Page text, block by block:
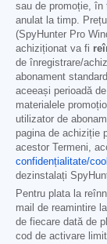
sau de promoție, în
anulat la timp.
(SpyHunter Pro
achiziționat va fi
de înregistrare/
abonament
aceeași perioadă
materialele
utilizator de
pagina de achiziție
acestor Termeni,
confidențialitate/
dezinstalați
Pentru plata la
mail de reamintire
de fiecare dată de
cod de activare